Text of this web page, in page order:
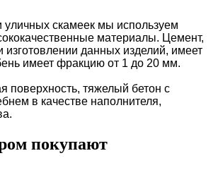
уличных скамеек мы используем
материалы. Цемент,
данных изделий, имеет
имеет фракцию от 1 до 20 мм.
поверхность, тяжелый бетон с
в качестве наполнителя,
покупают